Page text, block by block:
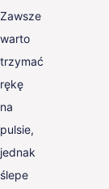
Zawsze
warto
trzymać
rękę
na
pulsie,
jednak
ślepe